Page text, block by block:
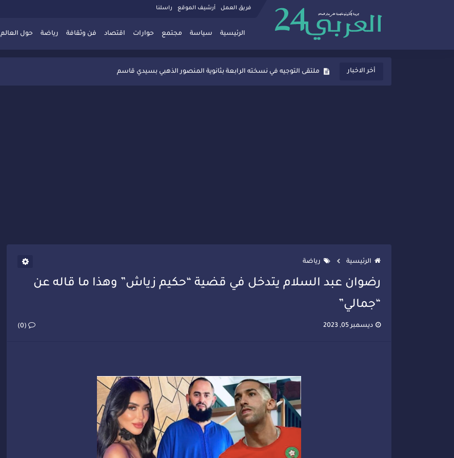
فريق العمل أرشيف الموقع راسلنا
الرئيسية سياسة مجتمع حوارات اقتصاد فن وثقافة رياضة حول العالم
أخر الاخبار
ثانوية المنصور الذهبي بسيدي قاسم تُعزّز ثقافة التوجيه المدرسي بمبادرة نوعية تجمع بين التفاعل والتكريم
ملتقى التوجيه في نسخته الرابعة بثانوية المنصور الذهبي بسيدي قاسم
الرئيسية رياضة
رضوان عبد السلام يتدخل في قضية “حكيم زياش” وهذا ما قاله عن
“جمالي”
ديسمبر 05, 2023 (0)